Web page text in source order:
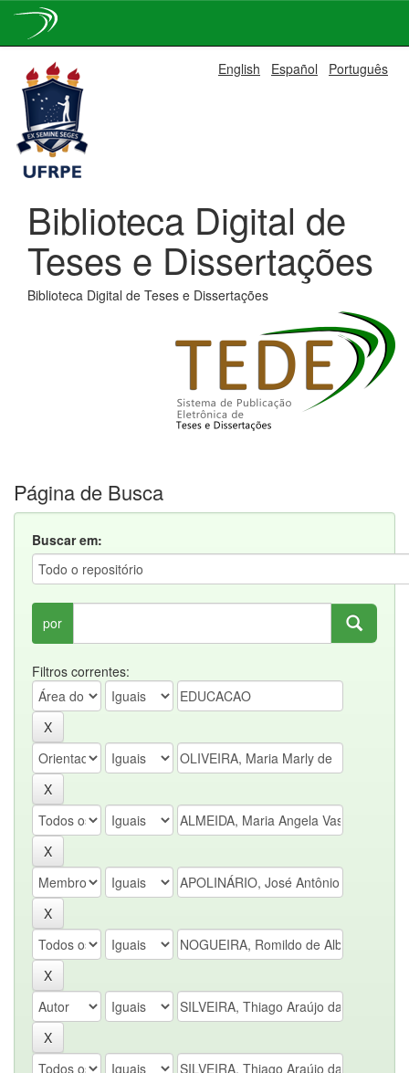
navigation
English Español Português
Biblioteca Digital de
Teses e Dissertações
Biblioteca Digital de Teses e Dissertações
Página de Busca
Buscar em:
por
Filtros correntes: